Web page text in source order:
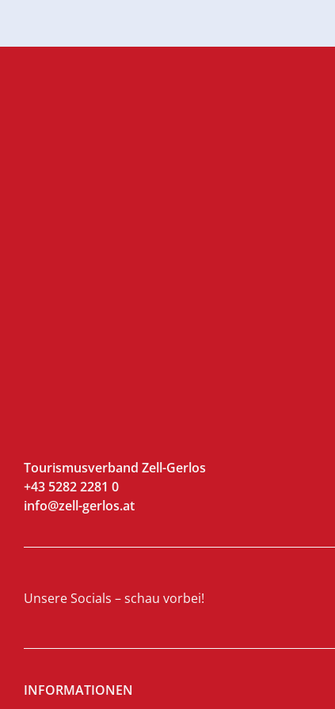
Tourismusverband Zell-Gerlos
+43 5282 2281 0
info@zell-gerlos.at
Unsere Socials – schau vorbei!
INFORMATIONEN